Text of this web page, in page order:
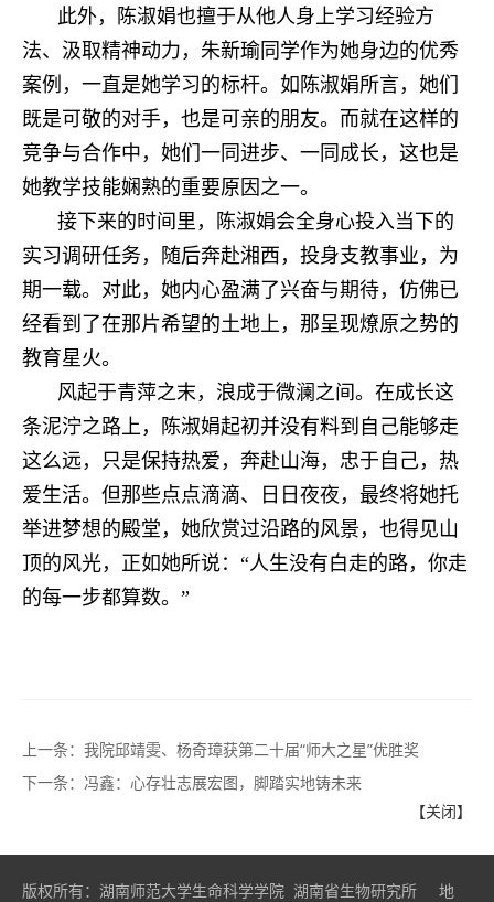
此外，陈淑娟也擅于从他人身上学习经验方
法、汲取精神动力，朱新瑜同学作为她身边的优秀
案例，一直是她学习的标杆。如陈淑娟所言，她们
既是可敬的对手，也是可亲的朋友。而就在这样的
竞争与合作中，她们一同进步、一同成长，这也是
她教学技能娴熟的重要原因之一。
接下来的时间里，陈淑娟会全身心投入当下的
实习调研任务，随后奔赴湘西，投身支教事业，为
期一载。对此，她内心盈满了兴奋与期待，仿佛已
经看到了在那片希望的土地上，那呈现燎原之势的
教育星火。
风起于青萍之末，浪成于微澜之间。在成长这
条泥泞之路上，陈淑娟起初并没有料到自己能够走
这么远，只是保持热爱，奔赴山海，忠于自己，热
爱生活。但那些点点滴滴、日日夜夜，最终将她托
举进梦想的殿堂，她欣赏过沿路的风景，也得见山
顶的风光， 正如她所说：“人生没有白走的路，你走
的每一步都算数。”
上一条： 我院邱靖雯、杨奇璋获第二十届“师大之星”优胜奖
下一条： 冯鑫：心存壮志展宏图，脚踏实地铸未来
【关闭】
版权所有：湖南师范大学生命科学学院 湖南省生物研究所 地